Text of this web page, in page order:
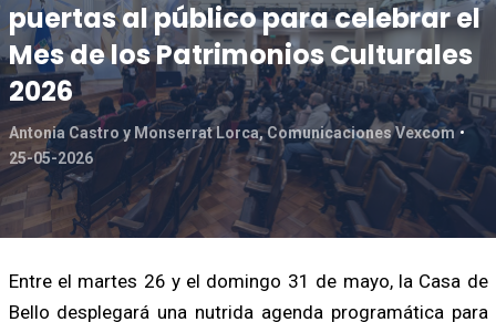
puertas al público para celebrar el
Mes de los Patrimonios Culturales
2026
Antonia Castro y Monserrat Lorca, Comunicaciones Vexcom
25-05-2026
Entre el martes 26 y el domingo 31 de mayo, la Casa de
Bello desplegará una nutrida agenda programática para